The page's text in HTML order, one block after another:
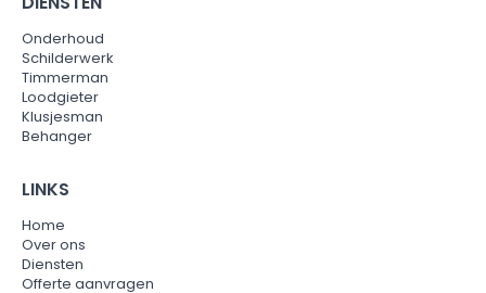
Onderhoud
Schilderwerk
Timmerman
Loodgieter
Klusjesman
Behanger
LINKS
Home
Over ons
Diensten
Offerte aanvragen